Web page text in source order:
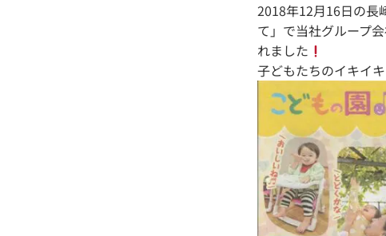
2018年12月16日の長
て」で当社グループ
れました
子どもたちのイキイ